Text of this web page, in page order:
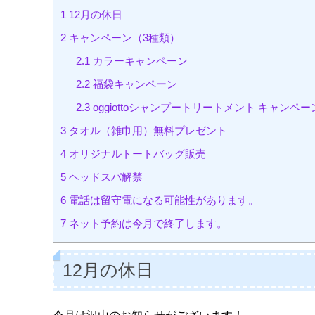
1 12月の休日
2キャンペーン（3種類）
2.1 カラーキャンペーン
2.2 福袋キャンペーン
2.3 oggiottoシャンプートリートメント キャンペー
3タオル（雑巾用）無料プレゼント
4オリジナルトートバッグ販売
5ヘッドスパ解禁
6電話は留守電になる可能性があります。
7ネット予約は今月で終了します。
12月の休日